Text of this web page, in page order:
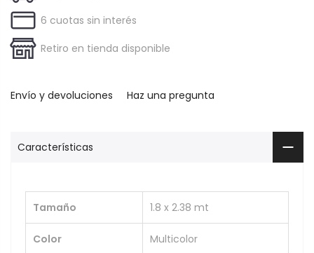
6 cuotas sin interés
Retiro en tienda disponible
Envío y devoluciones Haz una pregunta
Características
Tamaño 1.8 x 2.38 mt
Color Multicolor